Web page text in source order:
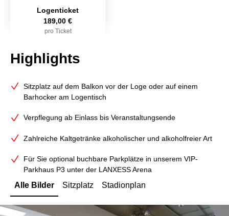
Logenticket
189,00 €
pro Ticket
Highlights
Sitzplatz auf dem Balkon vor der Loge oder auf einem
Barhocker am Logentisch
Verpflegung ab Einlass bis Veranstaltungsende
Zahlreiche Kaltgetränke alkoholischer und alkoholfreier Art
Für Sie optional buchbare Parkplätze in unserem VIP-
Parkhaus P3 unter der LANXESS Arena
Alle Bilder Sitzplatz Stadionplan